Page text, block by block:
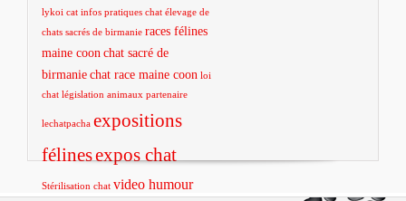
lykoi cat infos pratiques chat élevage de
chats sacrés de birmanie races félines
maine coon chat sacré de
birmanie chat race maine coon loi
chat législation animaux partenaire
lechatpacha expositions
félinesexpos chat
Stérilisation chat video humour